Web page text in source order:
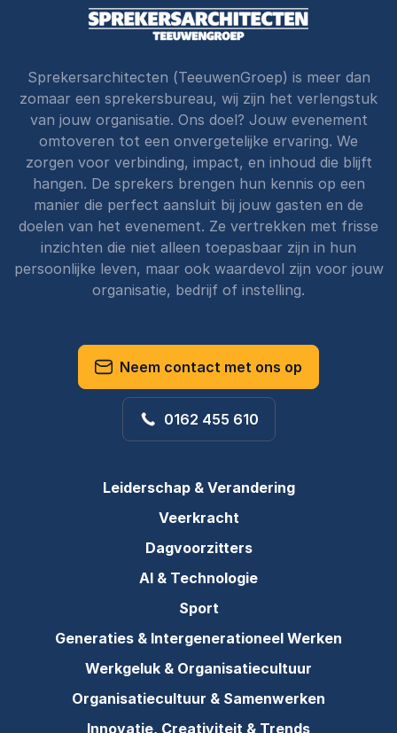
Sprekersarchitecten (TeeuwenGroep) is meer dan
zomaar een sprekersbureau, wij zijn het verlengstuk
van jouw organisatie. Ons doel? Jouw evenement
omtoveren tot een onvergetelijke ervaring. We
zorgen voor verbinding, impact, en inhoud die blijft
hangen. De sprekers brengen hun kennis op een
manier die perfect aansluit bij jouw gasten en de
doelen van het evenement. Ze vertrekken met frisse
inzichten die niet alleen toepasbaar zijn in hun
persoonlijke leven, maar ook waardevol zijn voor jouw
organisatie, bedrijf of instelling.
Neem contact met ons op
0162 455 610
Leiderschap & Verandering
Veerkracht
Dagvoorzitters
AI & Technologie
Sport
Generaties & Intergenerationeel Werken
Werkgeluk & Organisatiecultuur
Organisatiecultuur & Samenwerken
Innovatie, Creativiteit & Trends